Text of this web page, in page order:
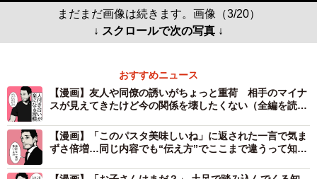
まだまだ画像は続きます。画像（3/20）
↓ スクロールで次の写真 ↓
おすすめニュース
【漫画】友人や同僚の誘いがちょっと重荷 相手のマイナ
スが見えてきたけど今の関係を壊したくない（全編を読
【漫画】「このパスタ美味しいね」に返された一言で気ま
ずさ倍増…同じ内容でも“伝え方”でここまで違うって知っ